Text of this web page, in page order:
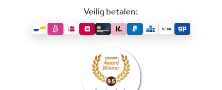
Veilig betalen: